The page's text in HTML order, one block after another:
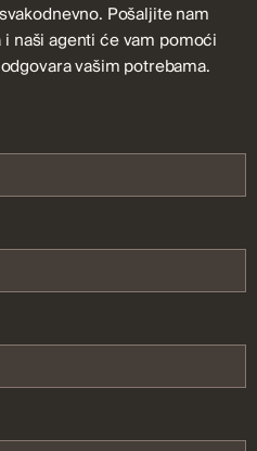
Pošaljite nam
naši agenti će vam pomoći
vašim potrebama.